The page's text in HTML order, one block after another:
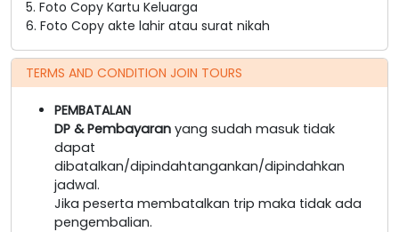
5. Foto Copy Kartu Keluarga
6. Foto Copy akte lahir atau surat nikah
TERMS AND CONDITION JOIN TOURS
PEMBATALAN
DP & Pembayaran yang sudah masuk tidak
dapat
dibatalkan/dipindahtangankan/dipindahkan
jadwal.
Jika peserta membatalkan trip maka tidak ada
pengembalian.